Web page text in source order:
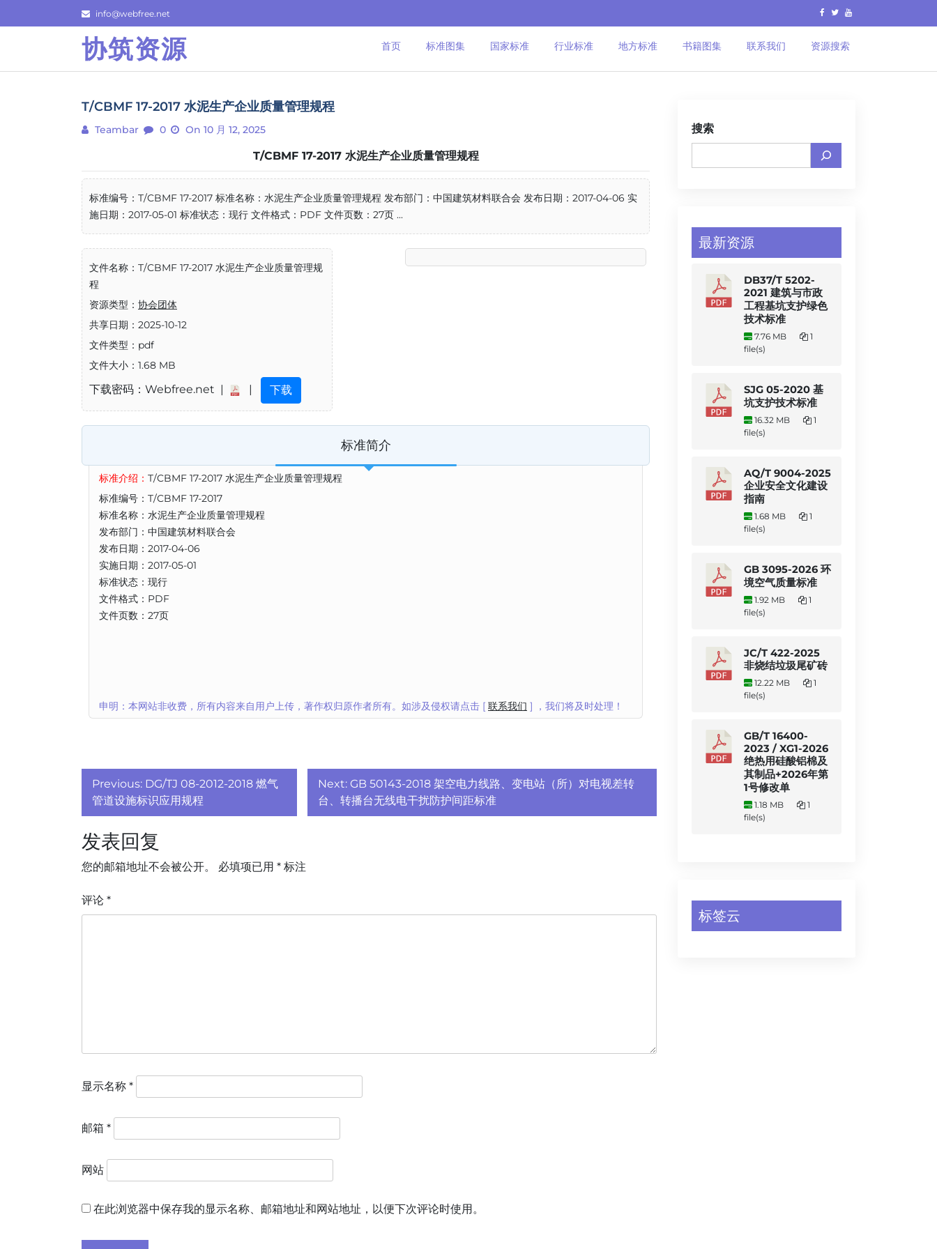
to
info@webfree.net
协筑资源 首页 标准图集 国家标准 行业标准 地方标准 书籍图集 联系我们 资源搜索
T/CBMF 17-2017 水泥生产企业质量管理规程
Teambar 0 On 10 月 12, 2025
T/CBMF 17-2017 水泥生产企业质量管理规程
标准编号：T/CBMF 17-2017 标准名称：水泥生产企业质量管理规程 发布部门：中国建筑材料联合会 发布日期：2017-04-06 实
施日期：2017-05-01 标准状态：现行 文件格式：PDF 文件页数：27页 ...
文件名称：T/CBMF 17-2017 水泥生产企业质量管理规
程
资源类型： 协会团体
共享日期：2025-10-12
文件类型：pdf
文件大小：1.68 MB
下载密码：Webfree.net | | 下载
标准简介
标准介绍： T/CBMF 17-2017 水泥生产企业质量管理规程
标准编号：T/CBMF 17-2017
标准名称：水泥生产企业质量管理规程
发布部门：中国建筑材料联合会
发布日期：2017-04-06
实施日期：2017-05-01
标准状态：现行
文件格式：PDF
文件页数：27页
申明：本网站非收费，所有内容来自用户上传，著作权归原作者所有。如涉及侵权请点击 [ 联系我们 ] ，我们将及时处理！
文
章
导
航
Previous: DG/TJ 08-2012-2018 燃气
管道设施标识应用规程
Next: GB 50143-2018 架空电力线路、变电站（所）对电视差转
台、转播台无线电干扰防护间距标准
发表回复
您的邮箱地址不会被公开。 必填项已用 * 标注
评论 *
显示名称 *
邮箱 *
网站
在此浏览器中保存我的显示名称、邮箱地址和网站地址，以便下次评论时使用。
搜索
最新资源
DB37/T 5202-
2021 建筑与市政
工程基坑支护绿色
技术标准
7.76 MB
1
file(s)
SJG 05-2020 基
坑支护技术标准
16.32 MB
1
file(s)
AQ/T 9004-2025
企业安全文化建设
指南
1.68 MB
1
file(s)
GB 3095-2026 环
境空气质量标准
1.92 MB
1
file(s)
JC/T 422-2025
非烧结垃圾尾矿砖
12.22 MB
1
file(s)
GB/T 16400-
2023 / XG1-2026
绝热用硅酸铝棉及
其制品+2026年第
1号修改单
1.18 MB
1
file(s)
标签云